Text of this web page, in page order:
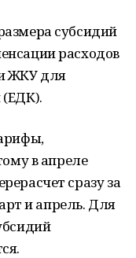
субсидий
расходов
ЖКУ для
(ЕДК).
в апреле
сразу за
и апрель. Для